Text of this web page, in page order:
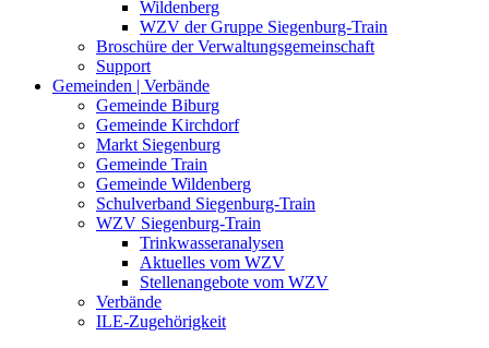
Wildenberg
WZV der Gruppe Siegenburg-Train
Broschüre der Verwaltungsgemeinschaft
Support
Gemeinden | Verbände
Gemeinde Biburg
Gemeinde Kirchdorf
Markt Siegenburg
Gemeinde Train
Gemeinde Wildenberg
Schulverband Siegenburg-Train
WZV Siegenburg-Train
Trinkwasseranalysen
Aktuelles vom WZV
Stellenangebote vom WZV
Verbände
ILE-Zugehörigkeit